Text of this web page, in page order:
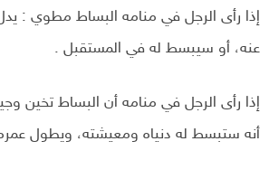
إذا رأى الرجل في منامه البساط مطوي :
عنه، أو سيبسط له في المستقبل .
إذا رأى الرجل في منامه أن البساط تخين
أنه ستبسط له دنياه ومعيشته، ويطول